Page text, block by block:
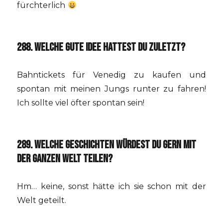
fürchterlich
288. WELCHE GUTE IDEE HATTEST DU ZULETZT?
Bahntickets für Venedig zu kaufen und
spontan mit meinen Jungs runter zu fahren!
Ich sollte viel öfter spontan sein!
289. WELCHE GESCHICHTEN WÜRDEST DU GERN MIT
DER GANZEN WELT TEILEN?
Hm… keine, sonst hätte ich sie schon mit der
Welt geteilt.